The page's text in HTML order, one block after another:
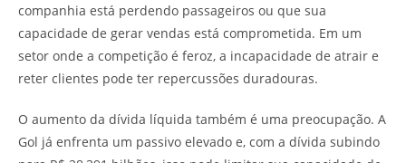
companhia está perdendo passageiros ou que sua
capacidade de gerar vendas está comprometida. Em um
setor onde a competição é feroz, a incapacidade de atrair e
reter clientes pode ter repercussões duradouras.
O aumento da dívida líquida também é uma preocupação. A
Gol já enfrenta um passivo elevado e, com a dívida subindo